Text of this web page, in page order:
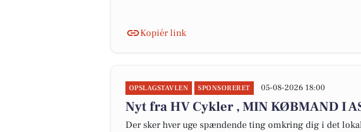
Kopiér link
OPSLAGSTAVLEN SPONSORERET 05-08-2026 18:00
Nyt fra HV Cykler , MIN KØBMAND I
Der sker hver uge spændende ting omkring dig i det